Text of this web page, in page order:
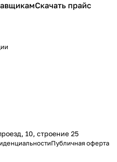
Скачать прайс
10, строение 25
Публичная оферта